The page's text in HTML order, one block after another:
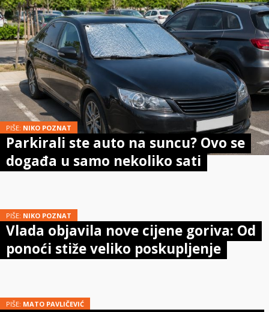
PIŠE: NIKO POZNAT
Parkirali ste auto na suncu? Ovo se
događa u samo nekoliko sati
PIŠE: NIKO POZNAT
Vlada objavila nove cijene goriva: Od
ponoći stiže veliko poskupljenje
PIŠE: MATO PAVLIČEVIĆ